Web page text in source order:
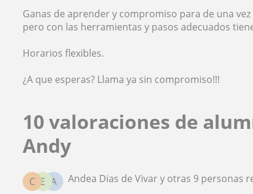
Ganas de aprender y compromiso para de una
pero con las herramientas y pasos adecuados
Horarios flexibles.
¿A que esperas? Llama ya sin compromiso!!!
10 valoraciones de
Andy
A
E
C Andea Dias de Vivar y otras 9 personas